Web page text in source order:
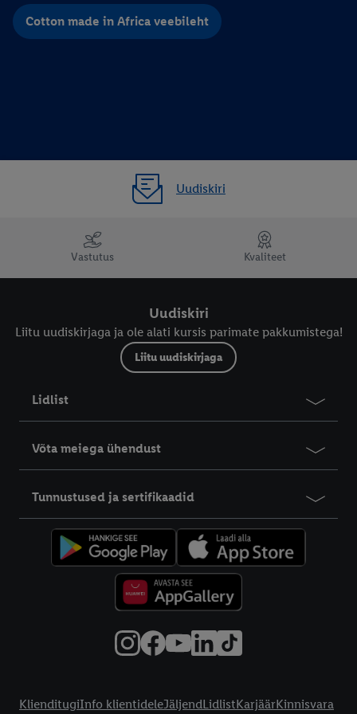
Cotton made in Africa veebileht
Uudiskiri
Vastutus Kvaliteet
Uudiskiri
Liitu uudiskirjaga ja ole alati kursis parimate pakkumistega!
Liitu uudiskirjaga
Lidlist
Võta meiega ühendust
Tunnustused ja sertifikaadid
KlienditugiInfo klientideleJäljendLidlistKarjäärKinnisvara